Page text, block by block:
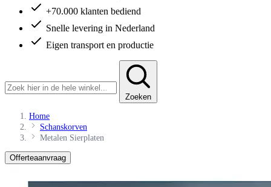
+70.000 klanten bediend
Snelle levering in Nederland
Eigen transport en productie
Zoeken
Home
Schanskorven
Metalen Sierplaten
Offerteaanvraag